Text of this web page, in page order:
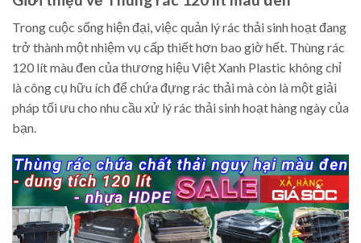
Trong cuộc sống hiện đại, việc quản lý rác thải sinh hoạt đang
trở thành một nhiệm vụ cấp thiết hơn bao giờ hết. Thùng rác
120 lít màu đen của thương hiệu Việt Xanh Plastic không chỉ
là công cụ hữu ích để chứa đựng rác thải mà còn là một giải
pháp tối ưu cho nhu cầu xử lý rác thải sinh hoạt hàng ngày của
bạn.